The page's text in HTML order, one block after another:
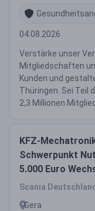
04.08.2026
Verstärke unser
Mitgliedschaften
Kunden und
Thüringen. Sei Teil
2,3 Millionen
KFZ-
Schwerpunkt
5.000 Euro
Scania
Gera